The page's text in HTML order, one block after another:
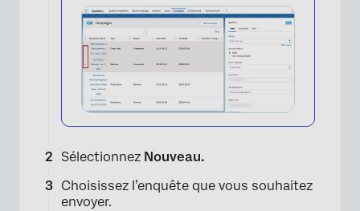
Sélectionnez Nouveau.
Choisissez l’enquête que vous souhaitez
envoyer.